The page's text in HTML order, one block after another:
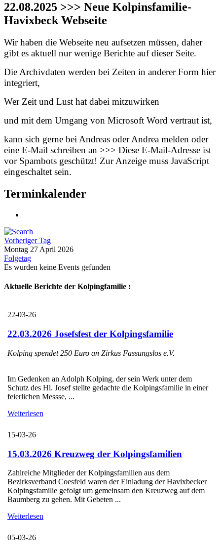
22.08.2025 >>> Neue Kolpinsfamilie-
Havixbeck Webseite
Wir haben die Webseite neu aufsetzen müssen, daher
gibt es aktuell nur wenige Berichte auf dieser Seite.
Die Archivdaten werden bei Zeiten in anderer Form hier
integriert,
Wer Zeit und Lust hat dabei mitzuwirken
und mit dem Umgang von Microsoft Word vertraut ist,
kann sich gerne bei Andreas oder Andrea melden oder
eine E-Mail schreiben an >>> Diese E-Mail-Adresse ist
vor Spambots geschützt! Zur Anzeige muss JavaScript
eingeschaltet sein.
Terminkalender
Vorheriger Tag
Montag 27 April 2026
Folgetag
Es wurden keine Events gefunden
Aktuelle Berichte der Kolpingfamilie :
22-03-26
22.03.2026 Josefsfest der Kolpingsfamilie
Kolping spendet 250 Euro an Zirkus Fassungslos e.V.
Im Gedenken an Adolph Kolping, der sein Werk unter dem
Schutz des Hl. Josef stellte gedachte die Kolpingsfamilie in einer
feierlichen Messse, ...
Weiterlesen
15-03-26
15.03.2026 Kreuzweg der Kolpingsfamilien
Zahlreiche Mitglieder der Kolpingsfamilien aus dem
Bezirksverband Coesfeld waren der Einladung der Havixbecker
Kolpingsfamilie gefolgt um gemeinsam den Kreuzweg auf dem
Baumberg zu gehen. Mit Gebeten ...
Weiterlesen
05-03-26